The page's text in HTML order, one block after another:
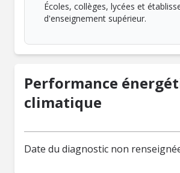
Écoles, collèges, lycées et
d'enseignement supérieur.
Performance
climatique
Date du diagnostic non